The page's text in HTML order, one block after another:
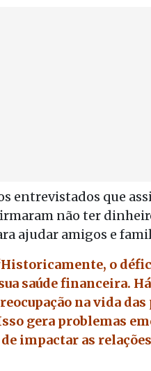
entrevistados que
não ter
ajudar amigos e
o
saúde financeira.
na vida
gera problemas
de impactar as